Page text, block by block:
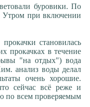
буровики. По
Утром при включении
становилась
прокачках в течение
"на отдых") вода
анализ воды делал
очень хорошие.
сейчас всё реже и
по всем проверяемым